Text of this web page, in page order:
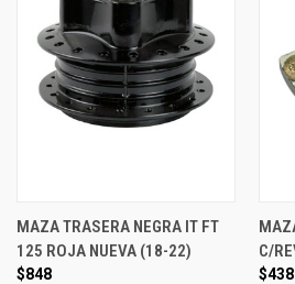
MAZA TRASERA NEGRA IT FT
125 ROJA NUEVA (18-22)
$848
C/
$438